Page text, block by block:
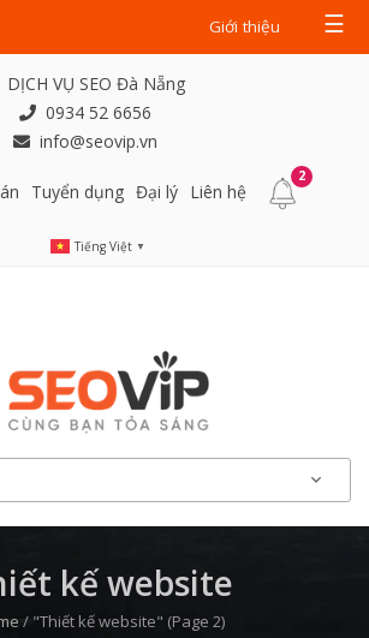
Giới thiệu ☰
DỊCH VỤ SEO Đà Nẵng
0934 52 6656
info@seovip.vn
Tuyển dụng Đại lý Liên hệ
2
Tiếng Việt ▼
kế website
/ "Thiết kế website" (Page 2)